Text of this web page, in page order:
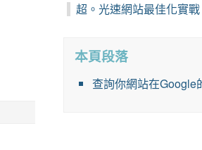
超。光速網站最佳化實戰
本頁段落
查詢你網站在Google